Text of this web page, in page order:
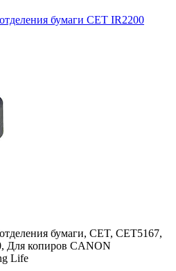
бумаги CET IR2200
бумаги, CET, CET5167,
Для копиров CANON
Life